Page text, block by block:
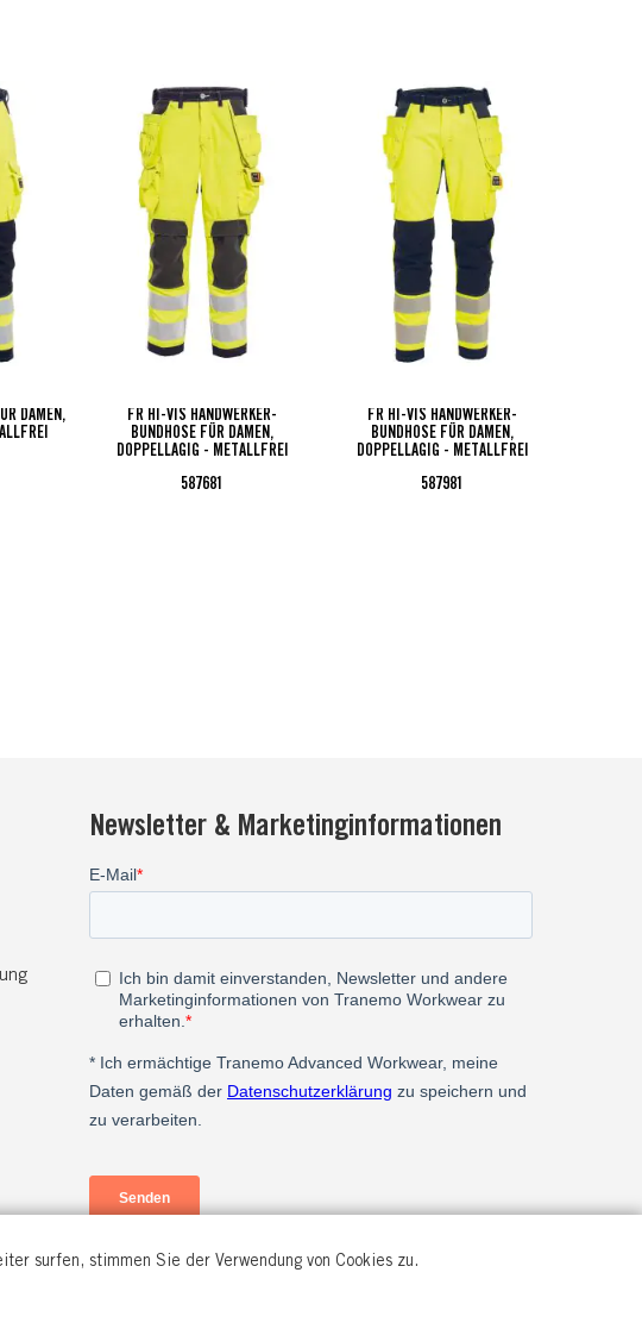
DAMEN,
FR HI-VIS HANDWERKER-
BUNDHOSE FÜR DAMEN,
DOPPELLAGIG - METALLFREI
587681
FR HI-VIS HANDWERKER-
BUNDHOSE FÜR DAMEN,
DOPPELLAGIG - METALLFREI
587981
Newsletter & Marketinginformationen
surfen, stimmen Sie der Verwendung von Cookies zu.